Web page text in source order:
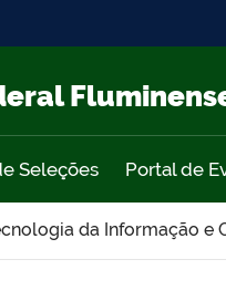
Seleções Portal de
da Informação e